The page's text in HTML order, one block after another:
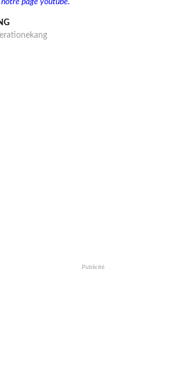
page youtube.
Publicité